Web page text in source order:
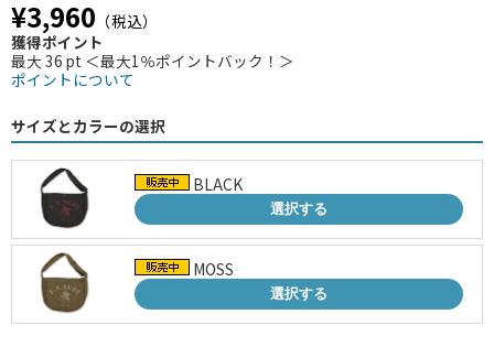
¥3,960 （税込）
獲得ポイント
最大 36 pt ＜最大1％ポイントバック！＞
ポイントについて
サイズとカラーの選択
BLACK
選択する
MOSS
選択する